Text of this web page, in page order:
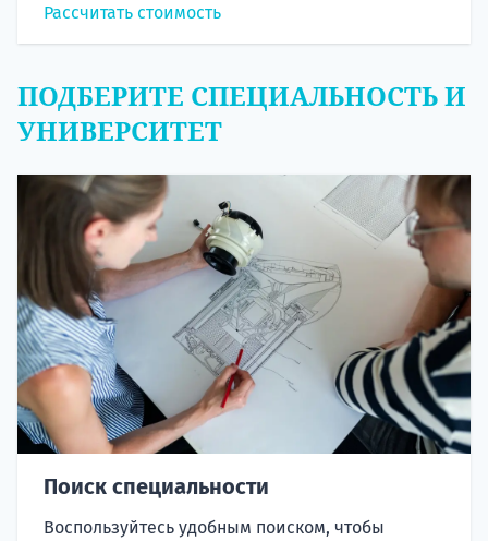
Рассчитать стоимость
ПОДБЕРИТЕ СПЕЦИАЛЬНОСТЬ И
УНИВЕРСИТЕТ
Поиск специальности
Воспользуйтесь удобным поиском, чтобы